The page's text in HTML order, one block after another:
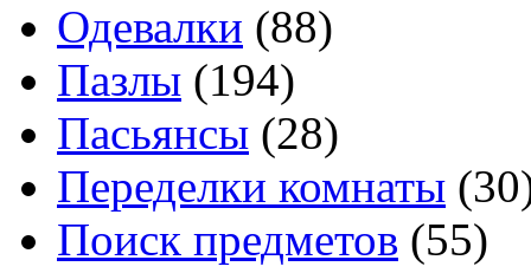
Одевалки (88)
Пазлы (194)
Пасьянсы (28)
Переделки комнаты
Поиск предметов (55)